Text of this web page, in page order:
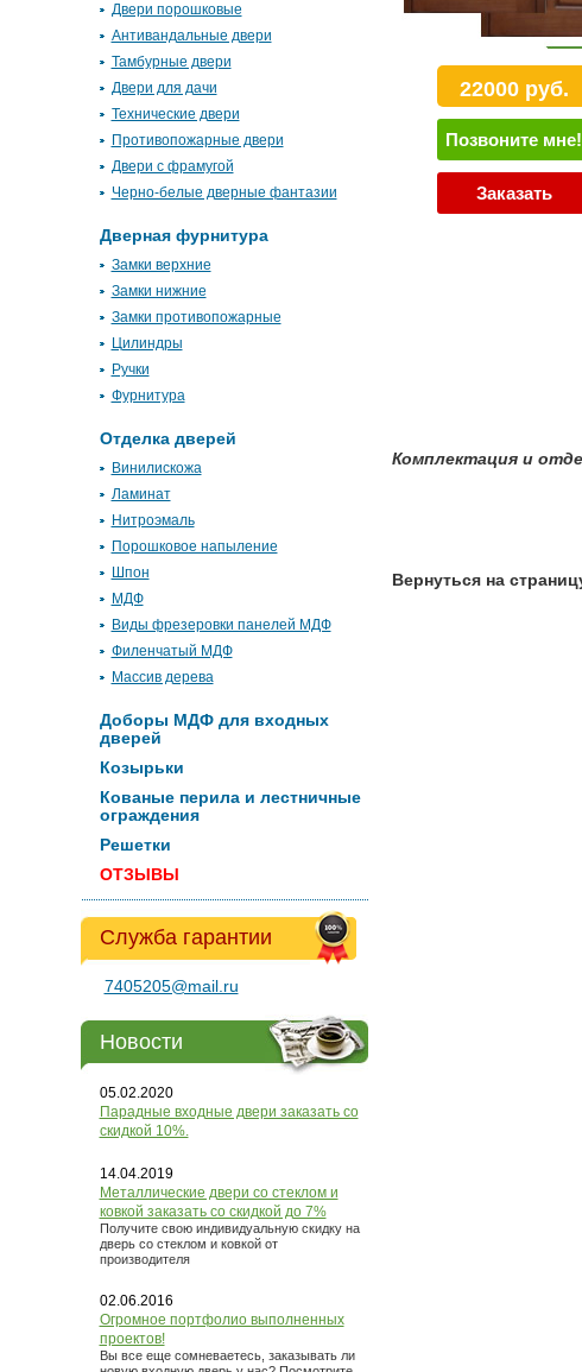
Двери порошковые
Антивандальные двери
Тамбурные двери
Двери для дачи
Технические двери
Противопожарные двери
Двери с фрамугой
Черно-белые дверные фантазии
Дверная фурнитура
Замки верхние
Замки нижние
Замки противопожарные
Цилиндры
Ручки
Фурнитура
Отделка дверей
Винилискожа
Ламинат
Нитроэмаль
Порошковое напыление
Шпон
МДФ
Виды фрезеровки панелей МДФ
Филенчатый МДФ
Массив дерева
Доборы МДФ для входных
дверей
Козырьки
Кованые перила и лестничные
ограждения
Решетки
ОТЗЫВЫ
Служба гарантии
7405205@mail.ru
Новости
05.02.2020
Парадные входные двери заказать со
скидкой 10%.
14.04.2019
Металлические двери со стеклом и
ковкой заказать со скидкой до 7%
Получите свою индивидуальную скидку на
дверь со стеклом и ковкой от
производителя
02.06.2016
Огромное портфолио выполненных
проектов!
Вы все еще сомневаетесь, заказывать ли
22000 руб.
Позвоните мне!
Заказать
Комплектация и
Вернуться на